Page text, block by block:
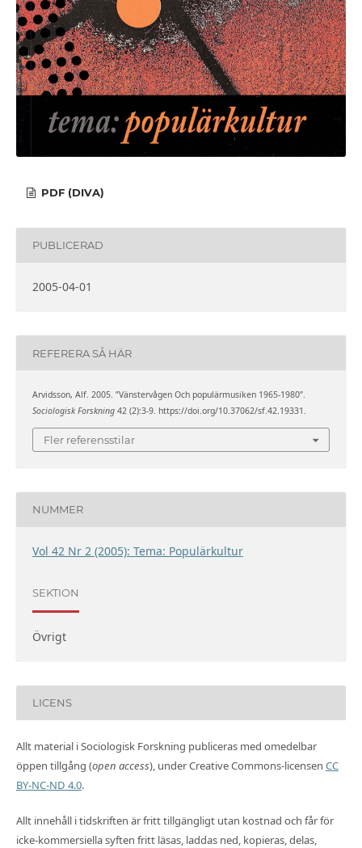
PDF (DIVA)
PUBLICERAD
2005-04-01
REFERERA SÅ HÄR
Arvidsson, Alf. 2005. ”Vänstervågen Och populärmusiken 1965-1980”.
Sociologisk Forskning42 (2):3-9. https://doi.org/10.37062/sf.42.19331.
Fler referensstilar
NUMMER
Vol 42 Nr 2 (2005): Tema: Populärkultur
SEKTION
Övrigt
LICENS
Allt material i Sociologisk Forskning publiceras med omedelbar
öppen tillgång (open access), under Creative Commons-licensen CC
BY-NC-ND 4.0.
Allt innehåll i tidskriften är fritt tillgängligt utan kostnad och får för
icke-kommersiella syften fritt läsas, laddas ned, kopieras, delas,